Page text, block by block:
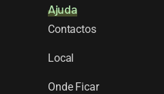
Ajuda
Contactos
Local
Onde Ficar